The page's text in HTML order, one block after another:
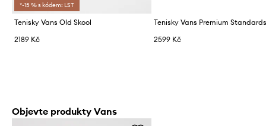
*-15 % s kódem: LST
Tenisky Vans Old Skool
2189 Kč
2599 Kč
Objevte produkty Vans